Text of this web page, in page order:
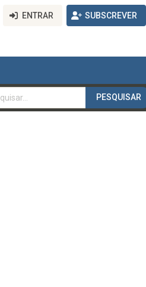
ENTRAR SUBSCREVER
PESQUISAR